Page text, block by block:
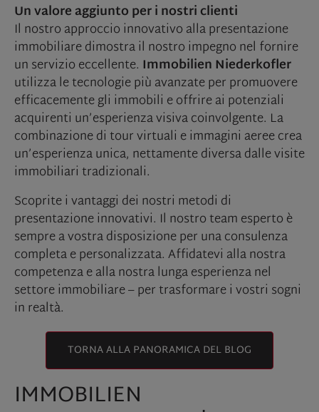
Un valore aggiunto per i nostri clienti
Il nostro approccio innovativo alla presentazione
immobiliare dimostra il nostro impegno nel fornire
un servizio eccellente. Immobilien Niederkofler
utilizza le tecnologie più avanzate per promuovere
efficacemente gli immobili e offrire ai potenziali
acquirenti un’esperienza visiva coinvolgente. La
combinazione di tour virtuali e immagini aeree crea
un’esperienza unica, nettamente diversa dalle visite
immobiliari tradizionali.
Scoprite i vantaggi dei nostri metodi di
presentazione innovativi. Il nostro team esperto è
sempre a vostra disposizione per una consulenza
completa e personalizzata. Affidatevi alla nostra
competenza e alla nostra lunga esperienza nel
settore immobiliare – per trasformare i vostri sogni
in realtà.
TORNA ALLA PANORAMICA DEL BLOG
IMMOBILIEN